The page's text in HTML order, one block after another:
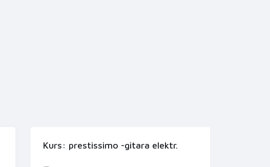
Kurs: prestissimo -gitara elektr.